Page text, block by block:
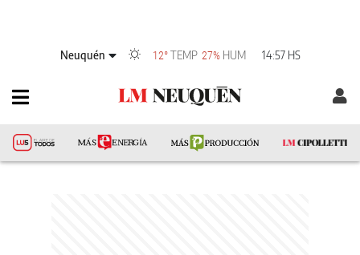
Neuquén 12° TEMP 27% HUM 14:57 HS